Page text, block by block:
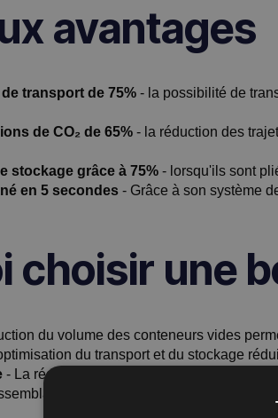
avantages
transport de 75%- la possibilité de
de CO₂ de 65%- la réduction des
stockage grâce à 75%- lorsqu'ils sont
en 5 secondes- Grâce à son système
choisir une
du volume des conteneurs vides
du transport et du stockage
- La réduction des émissions de CO₂
et le désassemblage rapides